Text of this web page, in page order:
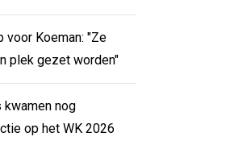
voor Koeman: "Ze
plek gezet worden"
kwamen nog
op het WK 2026